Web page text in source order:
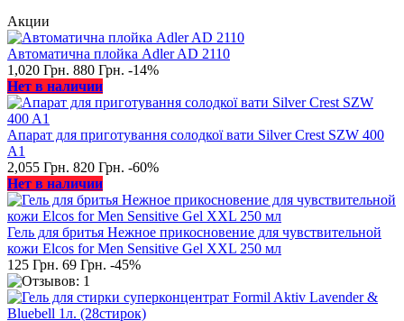
Акции
Автоматична плойка Adler AD 2110
1,020 Грн. 880 Грн. -14%
Нет в наличии
Апарат для приготування солодкої вати Silver Crest SZW 400
A1
2,055 Грн. 820 Грн. -60%
Нет в наличии
Гель для бритья Нежное прикосновение для чувствительной
кожи Elcos for Men Sensitive Gel XXL 250 мл
125 Грн. 69 Грн. -45%